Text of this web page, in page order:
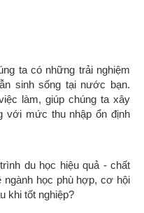
ta có những trải nghiệm
sinh sống tại nước bạn.
làm, giúp chúng ta xây
với mức thu nhập ổn định
du học hiệu quả - chất
học phù hợp, cơ hội
khi tốt nghiệp?